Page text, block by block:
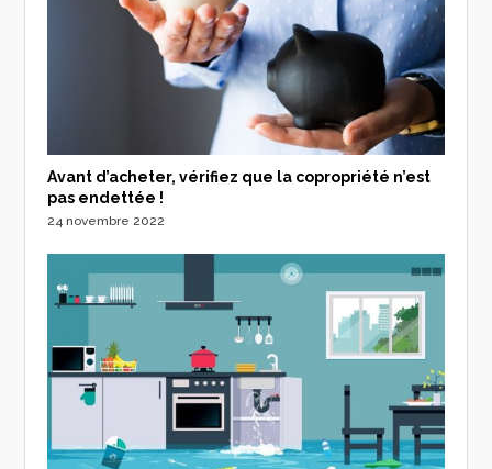
Avant d’acheter, vérifiez que la copropriété n’est
pas endettée !
24 novembre 2022